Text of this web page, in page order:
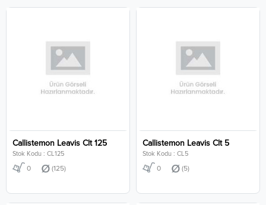
Callistemon Leavis Clt 125
Stok Kodu : CL125
0 (125)
Callistemon Leavis Clt 5
Stok Kodu : CL5
0 (5)